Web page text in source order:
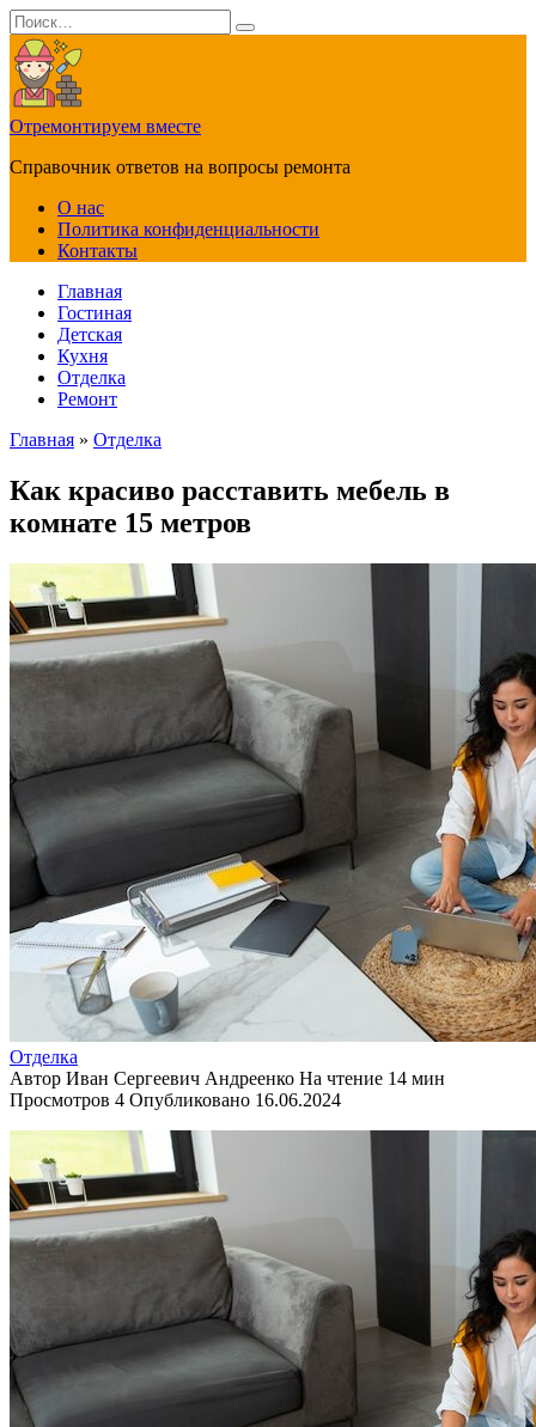
Перейти
к
содержанию
Search
for:
Отремонтируем вместе
Справочник ответов на вопросы ремонта
О нас
Политика конфиденциальности
Контакты
Главная
Гостиная
Детская
Кухня
Отделка
Ремонт
Главная » Отделка
Как красиво расставить мебель в
комнате 15 метров
Отделка
Автор Иван Сергеевич Андреенко На чтение 14 мин
Просмотров 4 Опубликовано 16.06.2024